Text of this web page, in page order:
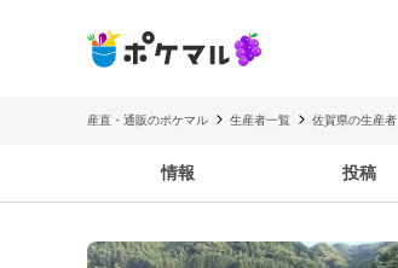
産直・通販のポケマル 生産者一覧 佐賀県の生産者
情報 投稿